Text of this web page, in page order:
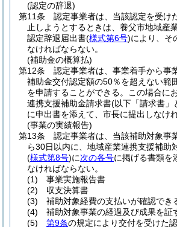
(認定の辞退)
第11条
認定事業者は、当該認定を受け
止しようとするときは、養父市地域産
認定辞退届出書(様式第6号)により、そ
なければならない。
(補助金の概算払)
第12条
認定事業者は、事業着手から事
補助金交付認定額の50％を超えない範
を申請することができる。
この場合に
連携支援補助金請求書(以下「請求書」
に申出書を添えて、市長に提出しなけ
(事業の実績報告)
第13条
認定事業者は、当該補助対象事
ら30日以内に、地域産業連携支援補助
(様式第8号)に次の各号に掲げる書類を
なければならない。
(1)
事業実施報告書
(2)
収支決算書
(3)
補助対象経費の支払いが確認でき
(4)
補助対象事業の経過及び成果を証
(5)
第9条の規定により交付を受けた